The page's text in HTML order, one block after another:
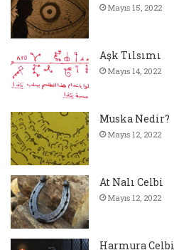
Mayıs 15, 2022
Aşk Tılsımı
Mayıs 14, 2022
Muska Nedir?
Mayıs 12, 2022
At Nalı Celbi
Mayıs 12, 2022
Harmura Celbi